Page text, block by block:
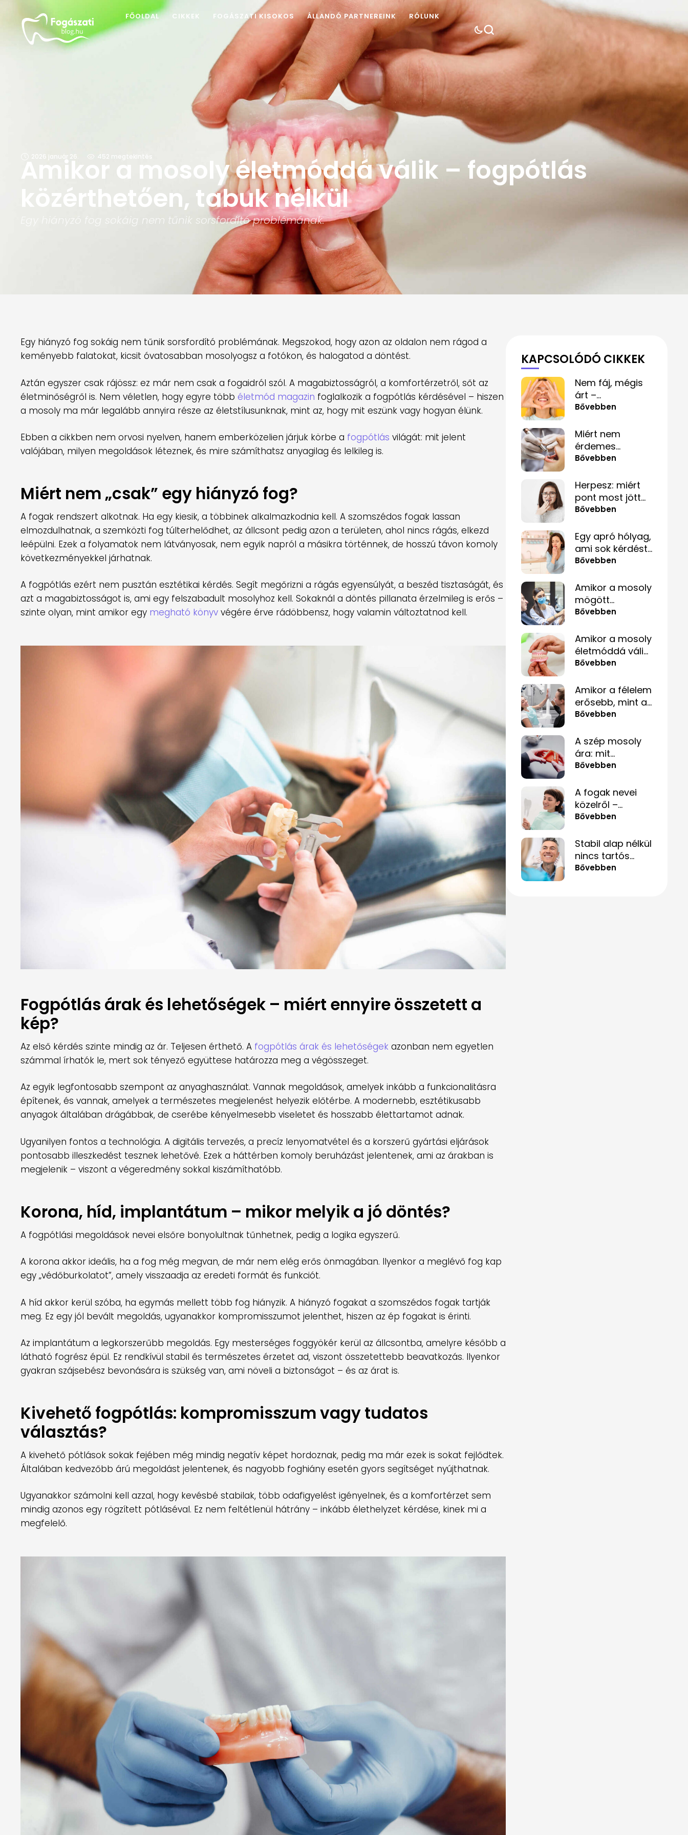
FŐOLDAL CIKKEK FOGÁSZATI KISOKOS ÁLLANDÓ PARTNEREINK RÓLUNK
2026 január 26. 452 megtekintés
Amikor a mosoly életmóddá válik – fogpótlás
közérthetően, tabuk nélkül
Egy hiányzó fog sokáig nem tűnik sorsfordító problémának.
Egy hiányzó fog sokáig nem tűnik sorsfordító problémának. Megszokod, hogy azon az oldalon nem rágod a
keményebb falatokat, kicsit óvatosabban mosolyogsz a fotókon, és halogatod a döntést.
Aztán egyszer csak rájössz: ez már nem csak a fogaidról szól. A magabiztosságról, a komfortérzetről, sőt az
életminőségről is. Nem véletlen, hogy egyre több életmód magazin foglalkozik a fogpótlás kérdésével – hiszen
a mosoly ma már legalább annyira része az életstílusunknak, mint az, hogy mit eszünk vagy hogyan élünk.
Ebben a cikkben nem orvosi nyelven, hanem emberközelien járjuk körbe a fogpótlás világát: mit jelent
valójában, milyen megoldások léteznek, és mire számíthatsz anyagilag és lelkileg is.
Miért nem „csak” egy hiányzó fog?
A fogak rendszert alkotnak. Ha egy kiesik, a többinek alkalmazkodnia kell. A szomszédos fogak lassan
elmozdulhatnak, a szemközti fog túlterhelődhet, az állcsont pedig azon a területen, ahol nincs rágás, elkezd
leépülni. Ezek a folyamatok nem látványosak, nem egyik napról a másikra történnek, de hosszú távon komoly
következményekkel járhatnak.
A fogpótlás ezért nem pusztán esztétikai kérdés. Segít megőrizni a rágás egyensúlyát, a beszéd tisztaságát, és
azt a magabiztosságot is, ami egy felszabadult mosolyhoz kell. Sokaknál a döntés pillanata érzelmileg is erős –
szinte olyan, mint amikor egy megható könyv végére érve rádöbbensz, hogy valamin változtatnod kell.
Fogpótlás árak és lehetőségek – miért ennyire összetett a
kép?
Az első kérdés szinte mindig az ár. Teljesen érthető. A fogpótlás árak és lehetőségek azonban nem egyetlen
számmal írhatók le, mert sok tényező együttese határozza meg a végösszeget.
Az egyik legfontosabb szempont az anyaghasználat. Vannak megoldások, amelyek inkább a funkcionalitásra
építenek, és vannak, amelyek a természetes megjelenést helyezik előtérbe. A modernebb, esztétikusabb
anyagok általában drágábbak, de cserébe kényelmesebb viseletet és hosszabb élettartamot adnak.
Ugyanilyen fontos a technológia. A digitális tervezés, a precíz lenyomatvétel és a korszerű gyártási eljárások
pontosabb illeszkedést tesznek lehetővé. Ezek a háttérben komoly beruházást jelentenek, ami az árakban is
megjelenik – viszont a végeredmény sokkal kiszámíthatóbb.
Korona, híd, implantátum – mikor melyik a jó döntés?
A fogpótlási megoldások nevei elsőre bonyolultnak tűnhetnek, pedig a logika egyszerű.
A korona akkor ideális, ha a fog még megvan, de már nem elég erős önmagában. Ilyenkor a meglévő fog kap
egy „védőburkolatot”, amely visszaadja az eredeti formát és funkciót.
A híd akkor kerül szóba, ha egymás mellett több fog hiányzik. A hiányzó fogakat a szomszédos fogak tartják
meg. Ez egy jól bevált megoldás, ugyanakkor kompromisszumot jelenthet, hiszen az ép fogakat is érinti.
Az implantátum a legkorszerűbb megoldás. Egy mesterséges foggyökér kerül az állcsontba, amelyre később a
látható fogrész épül. Ez rendkívül stabil és természetes érzetet ad, viszont összetettebb beavatkozás. Ilyenkor
gyakran szájsebész bevonására is szükség van, ami növeli a biztonságot – és az árat is.
Kivehető fogpótlás: kompromisszum vagy tudatos
választás?
A kivehető pótlások sokak fejében még mindig negatív képet hordoznak, pedig ma már ezek is sokat fejlődtek.
Általában kedvezőbb árú megoldást jelentenek, és nagyobb foghiány esetén gyors segítséget nyújthatnak.
Ugyanakkor számolni kell azzal, hogy kevésbé stabilak, több odafigyelést igényelnek, és a komfortérzet sem
mindig azonos egy rögzített pótláséval. Ez nem feltétlenül hátrány – inkább élethelyzet kérdése, kinek mi a
megfelelő.
KAPCSOLÓDÓ CIKKEK
Nem fáj, mégis
árt –
mindennapi
amelyek
alattomosan
rombolják a
Bővebben
Miért nem
érdemes
félvállról venni a
kérdését?
Bővebben
Herpesz: miért
pont most jött
elő, és hogyan
minél
gyorsabban?
Bővebben
Egy apró hólyag,
ami sok kérdést
felvet
Bővebben
Amikor a mosoly
mögött
szorongás
Bővebben
Amikor a mosoly
életmóddá válik
– fogpótlás
tabuk nélkül
Bővebben
Amikor a félelem
erősebb, mint a
fájdalom – és
mégis túllépni
rajta
Bővebben
A szép mosoly
ára: mit
érdemes tudnod
mielőtt döntesz?
Bővebben
A fogak nevei
közelről –
hogyan segít ez
„valami fáj
hátul”?
Bővebben
Stabil alap nélkül
nincs tartós
mosoly – amit a
Bővebben